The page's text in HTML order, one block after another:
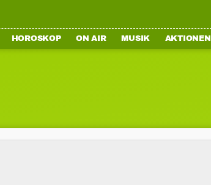
HOROSKOP ON AIR MUSIK AKTIONEN